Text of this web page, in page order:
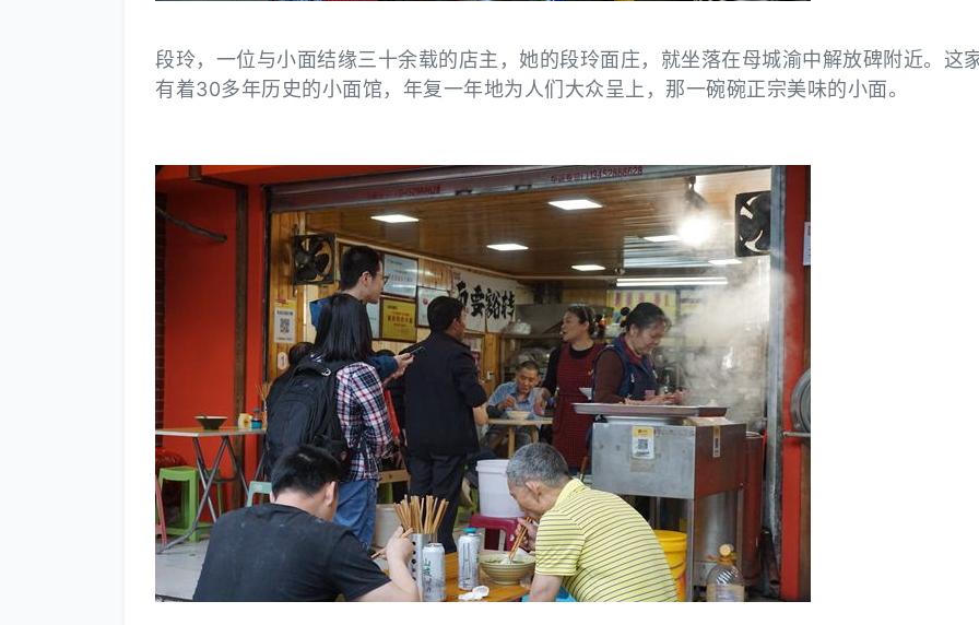
段玲，一位与小面结缘三十余载的店主，她的段玲面庄，就坐落在母城渝中解放碑附近。这
有着30多年历史的小面馆，年复一年地为人们大众呈上，那一碗碗正宗美味的小面。